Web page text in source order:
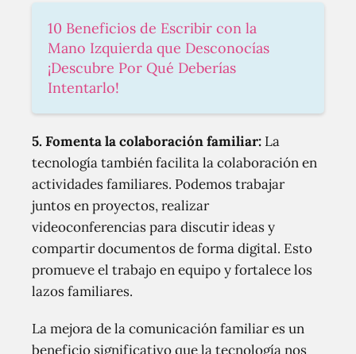
10 Beneficios de Escribir con la
Mano Izquierda que Desconocías
¡Descubre Por Qué Deberías
Intentarlo!
5. Fomenta la colaboración familiar: La
tecnología también facilita la colaboración en
actividades familiares. Podemos trabajar
juntos en proyectos, realizar
videoconferencias para discutir ideas y
compartir documentos de forma digital. Esto
promueve el trabajo en equipo y fortalece los
lazos familiares.
La mejora de la comunicación familiar es un
beneficio significativo que la tecnología nos